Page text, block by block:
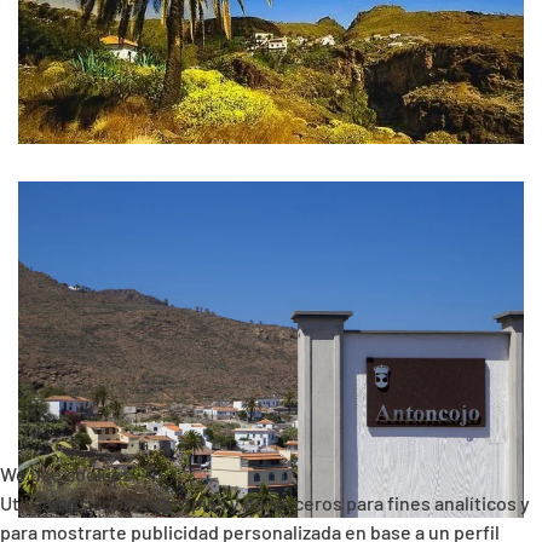
VER
VER
We use cookies
Utilizamos cookies propias y de terceros para fines analíticos y
para mostrarte publicidad personalizada en base a un perfil